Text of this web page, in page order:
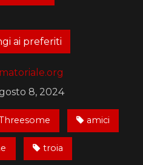
ai preferiti
8, 2024
amici
troia